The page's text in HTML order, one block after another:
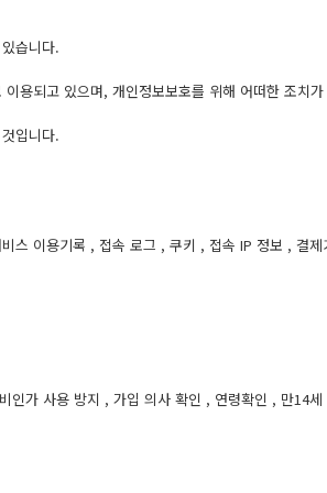
습니다.
용되고 있으며, 개인정보보호를 위해 어떠한 조치
입니다.
스 이용기록 , 접속 로그 , 쿠키 , 접속 IP 정보 , 결제
가 사용 방지 , 가입 의사 확인 , 연령확인 , 만14